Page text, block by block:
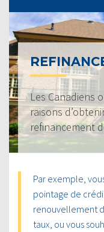
Les Canadiens
raisons
refinancement
Par exemple,
pointage de
renouvellement
taux, ou vous